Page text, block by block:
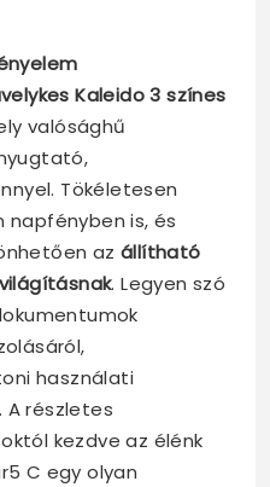
Kaleido 3 színes
valósághű
Tökéletesen
napfényben is, és
az állítható
. Legyen szó
használati
A részletes
kezdve az élénk
C egy olyan